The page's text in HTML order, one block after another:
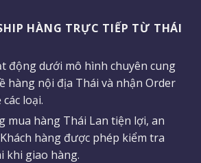
HÀNG TRỰC TIẾP TỪ THÁI
động dưới mô hình chuyên cung
hàng nội địa Thái và nhận Order
loại.
mua hàng Thái Lan tiện lợi, an
hàng được phép kiểm tra
khi giao hàng.